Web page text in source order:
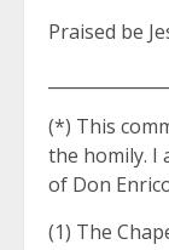
Praised be
(*) This
the homily. I
of Don
(1) The